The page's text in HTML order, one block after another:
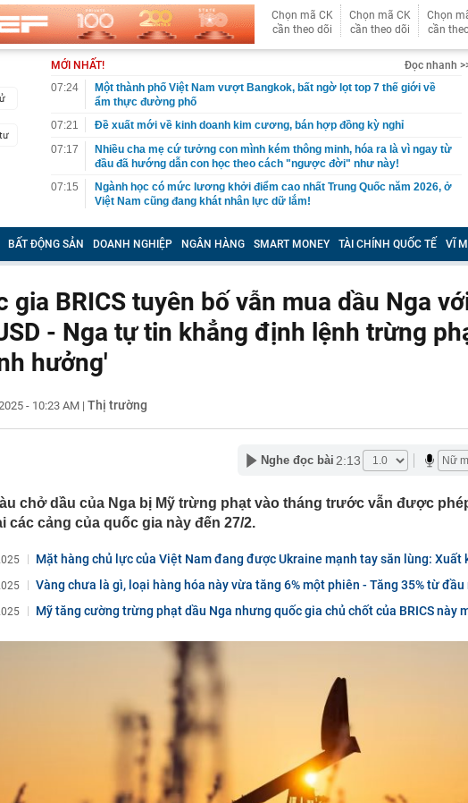
Chọn mã CK
cần theo dõi
Chọn mã CK
cần theo dõi
Chọn
cần
MỚI NHẤT!
Đọc nhanh
07:24
Một thành phố Việt Nam vượt Bangkok, bất ngờ lọt top 7 thế giới về
ẩm thực đường phố
07:21
Đề xuất mới về kinh doanh kim cương, bán hợp đồng kỳ nghỉ
07:17
Nhiều cha mẹ cứ tưởng con mình kém thông minh, hóa ra là vì ngay từ
đầu đã hướng dẫn con học theo cách "ngược đời" như này!
07:15
Ngành học có mức lương khởi điểm cao nhất Trung Quốc năm 2026, ở
Việt Nam cũng đang khát nhân lực dữ lắm!
07:15
Thông báo quan trọng về VNeID, tất cả người dùng nên biết
07:11
Sếp Savills: Thị trường bất động sản đang tồn tại những "ốc đảo thông
tin", người bán thường biết nhiều hơn người mua
đầu tư tại nơi được mệnh danh "lạnh nhất Việt Nam"
07:01
Mẫu iPhone từng có giá hơn 20 triệu đồng nay chỉ còn 5 triệu đồng
06:59
Cháy lớn chợ Biên Hòa, nhiều ki-ốt bị thiêu rụi
06:54
Nữ TikToker lừa gọi vốn, chiếm đoạt 15 tỷ đồng
nối ngắn nhất giữa vùng đất “đệ nhất danh trà” với tỉnh Phú Thọ và Thủ
06:46
Cháy lớn ở chợ Biên Hoà, cột khói đen bốc cao hàng chục mét
06:43
Đề xuất đưa kim cương vào ngành nghề kinh doanh có điều kiện
Quá nhanh: 10 tháng làm xong hơn 60% siêu sân vận động lớn thứ hai
Việt Nam, khán đài 60.000 chỗ dần thành hình, chuẩn bị lắp mái vòm
06:06
Tập đoàn FLC công bố danh sách 13 hồ sơ đủ điều kiện mua nhà ở xã
Việt Nam có khu rừng thuộc dạng hiếm bậc nhất thế giới, chia đôi bởi 1
dòng sông, 3 tổ chức cùng vinh danh
3 thiết kế độc lập trong cùng một ngôi nhà
BẤT ĐỘNG SẢN DOANH NGHIỆP NGÂN HÀNG SMART MONEY TÀI CHÍNH QUỐC TẾ VĨ
gia BRICS tuyên bố vẫn mua dầu Nga
- Nga tự tin khẳng định lệnh trừng
hưởng'
- 10:23 AM | Thị trường
Nghe đọc bài 2:13
chở dầu của Nga bị Mỹ trừng phạt vào tháng trước vẫn được
các cảng của quốc gia này đến 27/2.
Mặt hàng chủ lực của Việt Nam đang được Ukraine mạnh tay săn lùng: Xuất
Vàng chưa là gì, loại hàng hóa này vừa tăng 6% một phiên - Tăng 35% từ đầu
Mỹ tăng cường trừng phạt dầu Nga nhưng quốc gia chủ chốt của BRICS này